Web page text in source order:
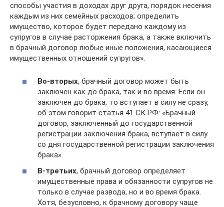
способы участия в доходах друг друга, порядок несения
каждым из них семейных расходов; определить
имущество, которое будет передано каждому из
супругов в случае расторжения брака, а также включить
в брачный договор любые иные положения, касающиеся
имущественных отношений супругов».
Во-вторых, брачный договор может быть
заключен как до брака, так и во время. Если он
заключен до брака, то вступает в силу не сразу,
об этом говорит статья 41 СК РФ: «Брачный
договор, заключенный до государственной
регистрации заключения брака, вступает в силу
со дня государственной регистрации заключения
брака».
В-третьих, брачный договор определяет
имущественные права и обязанности супругов не
только в случае развода, но и во время брака.
Хотя, безусловно, к брачному договору чаще